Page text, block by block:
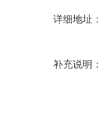
详细地址：
补充说明：